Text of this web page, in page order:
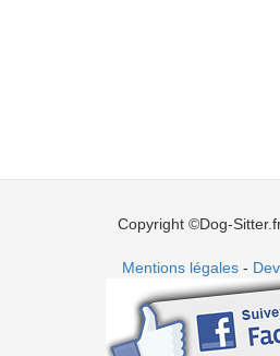
Copyright ©Dog-
Mentions légales -